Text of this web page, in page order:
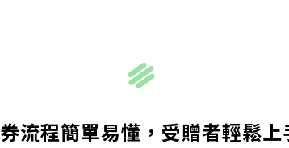
流程簡單易懂，受贈者輕鬆上